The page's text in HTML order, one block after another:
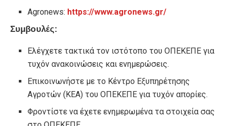
Agronews: https://www.agronews.gr/
Συμβουλές:
Ελέγχετε τακτικά τον ιστότοπο του ΟΠΕΚΕΠΕ για
τυχόν ανακοινώσεις και ενημερώσεις.
Επικοινωνήστε με το Κέντρο Εξυπηρέτησης
Αγροτών (ΚΕΑ) του ΟΠΕΚΕΠΕ για τυχόν απορίες.
Φροντίστε να έχετε ενημερωμένα τα στοιχεία σας